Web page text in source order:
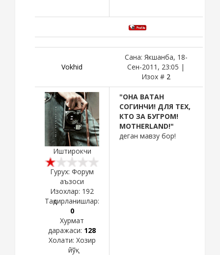
Vokhid
Сана: Якшанба, 18-
Сен-2011, 23:05 |
Изох # 2
Иштирокчи
Гурух: Форум
аъзоси
Изохлар: 192
Тақдирланишлар:
0
Хурмат
даражаси: 128
Холати: Хозир
йўқ
"ОНА ВАТАН
СОГИНЧИ! ДЛЯ ТЕХ,
КТО ЗА БУГРОМ!
MOTHERLAND!"
деган мавзу бор!